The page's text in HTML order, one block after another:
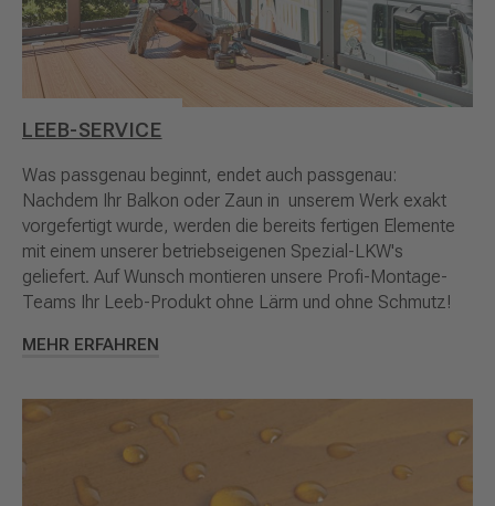
LEEB-SERVICE
Was passgenau beginnt, endet auch passgenau:
Nachdem Ihr Balkon oder Zaun in unserem Werk exakt
vorgefertigt wurde, werden die bereits fertigen Elemente
mit einem unserer betriebseigenen Spezial-LKW's
geliefert. Auf Wunsch montieren unsere Profi-Montage-
Teams Ihr Leeb-Produkt ohne Lärm und ohne Schmutz!
MEHR ERFAHREN